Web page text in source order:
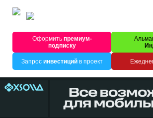
Оформитьпремиум-
подписку
Запрос инвестицийв проект